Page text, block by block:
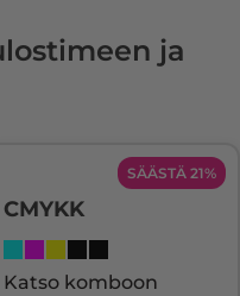
ja
SÄÄSTÄ 21%
CMYKK
Katso komboon